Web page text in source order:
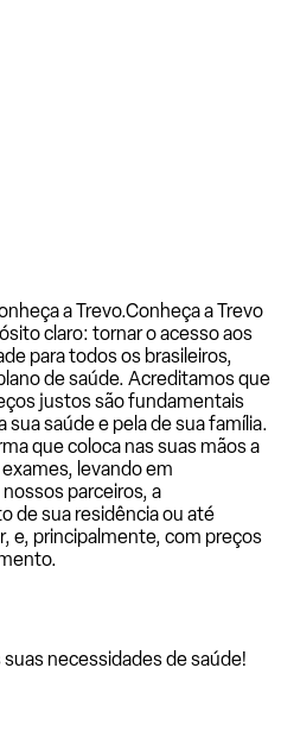
a Trevo.Conheça a Trevo
claro: tornar o acesso aos
para todos os brasileiros,
de saúde. Acreditamos que
justos são fundamentais
sua saúde e pela de sua família.
que coloca nas suas mãos a
levando em
parceiros, a
de sua residência ou até
e, principalmente, com preços
necessidades de saúde!